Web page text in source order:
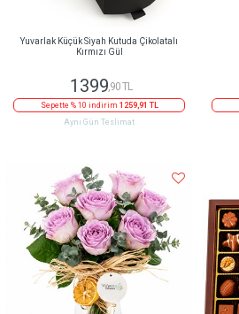
Yuvarlak Küçük Siyah Kutuda Çikolatalı
Kırmızı Gül
1399,90 TL
Sepette % 10 indirim 1259,91 TL
Aynı Gün Teslimat